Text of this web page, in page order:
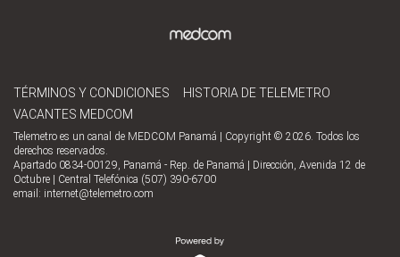
TÉRMINOS Y CONDICIONES
HISTORIA DE TELEMETRO
VACANTES MEDCOM
Telemetro es un canal de MEDCOM Panamá | Copyright © 2026. Todos los
derechos reservados.
Apartado 0834-00129, Panamá - Rep. de Panamá | Dirección, Avenida 12 de
Octubre | Central Telefónica (507) 390-6700
email: internet@telemetro.com